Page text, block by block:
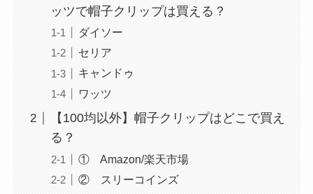
ッツで帽子クリップは買える？
ダイソー
セリア
キャンドゥ
ワッツ
【100均以外】帽子クリップはどこで買え
る？
① Amazon/楽天市場
② スリーコインズ